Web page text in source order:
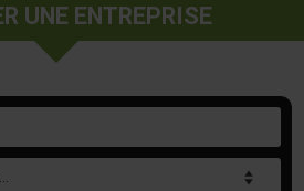
UNE ENTREPRISE